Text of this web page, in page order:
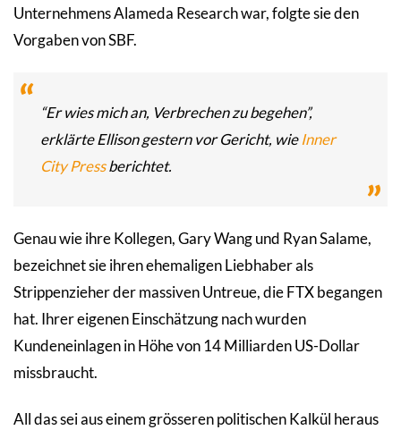
Unternehmens Alameda Research war, folgte sie den
Vorgaben von SBF.
“Er wies mich an, Verbrechen zu begehen”,
erklärte Ellison gestern vor Gericht, wieInner
City Pressberichtet.
Genau wie ihre Kollegen, Gary Wang und Ryan Salame,
bezeichnet sie ihren ehemaligen Liebhaber als
Strippenzieher der massiven Untreue, die FTX begangen
hat. Ihrer eigenen Einschätzung nach wurden
Kundeneinlagen in Höhe von 14 Milliarden US-Dollar
missbraucht.
All das sei aus einem grösseren politischen Kalkül heraus